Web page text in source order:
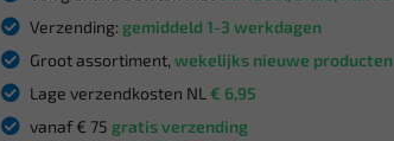
Verzending: gemiddeld 1-3 werkdagen
Groot assortiment, wekelijks nieuwe producten
Lage verzendkosten NL € 6,95
vanaf € 75 gratis verzending